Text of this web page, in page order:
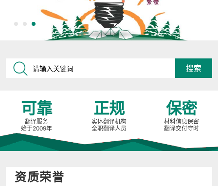
可靠
翻译服务
始于2009年
正规
实体翻译机构
全职翻译人员
保密
材料信息保密
翻译交付守时
资质荣誉